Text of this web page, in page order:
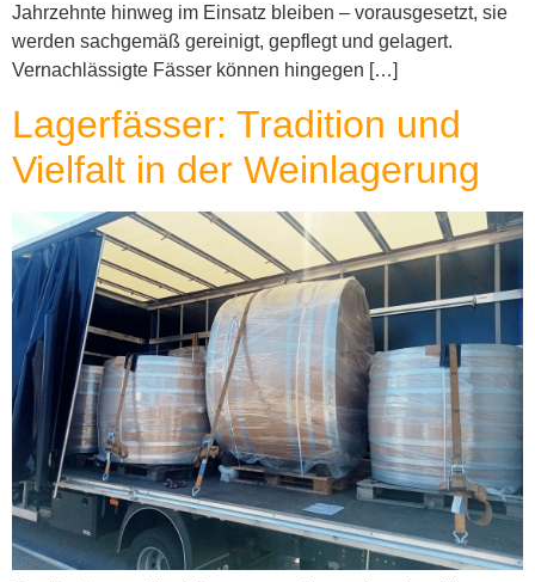
Jahrzehnte hinweg im Einsatz bleiben – vorausgesetzt, sie
werden sachgemäß gereinigt, gepflegt und gelagert.
Vernachlässigte Fässer können hingegen […]
Lagerfässer: Tradition und
Vielfalt in der Weinlagerung